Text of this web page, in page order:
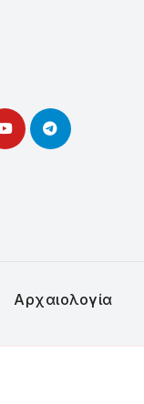
Αρχαιολογία